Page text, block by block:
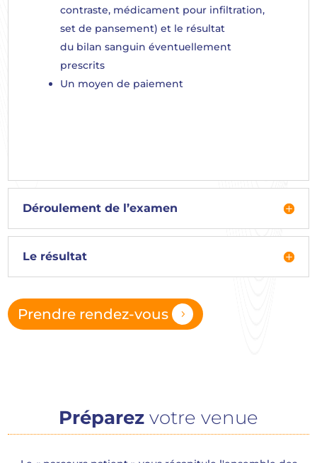
contraste, médicament pour infiltration,
set de pansement) et le résultat
du bilan sanguin éventuellement
prescrits
Un moyen de paiement
Déroulement de l’examen
Le résultat
5
Prendre rendez-vous
Préparez votre venue